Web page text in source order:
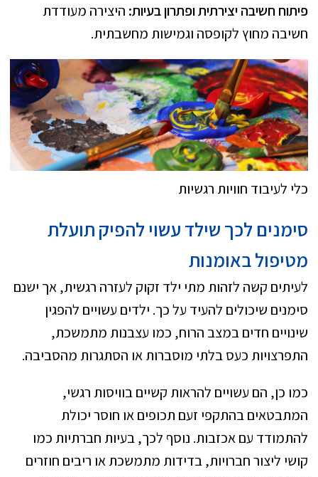
פיתוח חשיבה יצירתית ופתרון בעיות: היצירה מעודדת
חשיבה מחוץ לקופסה וגמישות מחשבתית.
כלי לעיבוד חוויות רגשיות
סימנים לכך שילד עשוי להפיק תועלת
מטיפול באומנות
לעיתים קשה לזהות מתי ילד זקוק לעזרה רגשית, אך ישנם
סימנים שיכולים להעיד על כך. ילדים עשויים להפגין
שינויים חדים במצב הרוח, כמו עצבנות מתמשכת,
התפרצויות כעס בלתי מוסברות או הסתגרות מהסביבה.
כמו כן, הם עשויים להראות קשיים בוויסות רגשי,
המתבטאים בהתקפי זעם תכופים או חוסר יכולת
להתמודד עם אכזבות. נוסף לכך, בעיות חברתיות כמו
קושי ליצור חברויות, בדידות מתמשכת או ריבים חוזרים